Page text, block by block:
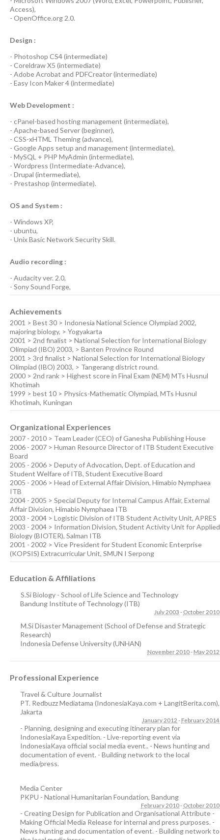
Access),
- OpenOffice.org 2.0.
Design :
- Photoshop CS4(intermediate)
- Coreldraw X5 (intermediate)
- Adobe Acrobat and PDFCreator(intermediate)
- Easy Icon Maker 4(intermediate)
Web Development :
- cPanel-based hosting management (intermediate),
- Apache-based Server(beginner),
- CSS-xHTML Theming(advance),
- Google Apps setup and management (intermediate),
- MySQL + PHP MyAdmin (intermediate),
- Wordpress (Intermediate-Advance),
- Drupal (intermediate),
- Prestashop (intermediate).
OS and System :
- Windows XP,
- ubuntu,
- Unix Basic Network SecuritySkill.
Audio recording :
- Audacity ver. 2.0,
- Sony Sound Forge,
Achievements
2001 > Best 30 > Indonesia National Science Olympiad 2002,
majoring biology, > Yogyakarta
2001 > 2nd finalist > National Selection for International Biology
Olimpiad (IBO) 2003, > Banten Province Round
2001 > 3rd finalist > National Selection for International Biology
Olimpiad (IBO) 2003, > Tangerang district round.
2000 > 2nd rank > Highest score in Final Exam (NEM) MTs Husnul
Khotimah
1999 > best 10 > Physics-Mathematic Olympiad, MTs Husnul
Khotimah, Kuningan
Organizational Experiences
2007 - 2010 > Team Leader (CEO) of Ganesha Publishing House
2006 - 2007 > Human Resource Director of ITB Student Executive
Board
2005 - 2006 > Deputy of Advocation, Dept. of Education and
Student Welfare of ITB, Student Executive Board
2005 - 2006 > Head of External Affair Division, Himabio Nymphaea
ITB
2004 - 2005 > Special Deputy for Internal Campus Affair, External
Affair Division, Himabio Nymphaea ITB
2003 - 2004 > Logistic Division of ITB Student Activity Unit, APRES
2003 - 2004 > Information Division, Student Activity Unit for Applied
Biology (BIOTER), Salman ITB
2001 - 2002 > Vice President for Student Economic Enterprise
(KOPSIS) Extracurricular Unit, SMUN I Serpong
Education & Affiliations
S.Si Biology - School of Life Science and Technology
Bandung Institute of Technology (ITB)
July 2003 - October 2010
M.Si Disaster Management (School of Defense and Strategic
Research)
Indonesia Defense University (UNHAN)
November 2010- May 2012
Professional Experience
Travel & Culture Journalist
PT. Redbuzz Mediatama (IndonesiaKaya.com + LangitBerita.com),
Jakarta
January 2012 - February 2014
- Planning, designing and executing itinerary plan for
IndonesiaKaya Expedition. - Live-reporting event via
IndonesiaKaya official social media event.. - News hunting and
documentation of event. - Building network to the local
media/press.
Media Center
PKPU - National Humanitarian Foundation, Bandung
February 2010- October 2010
- Creating Design for Publication and Organisational Attribute -
Making Official Media Release for internal and press purposes. -
News hunting and documentation of event. - Building network to